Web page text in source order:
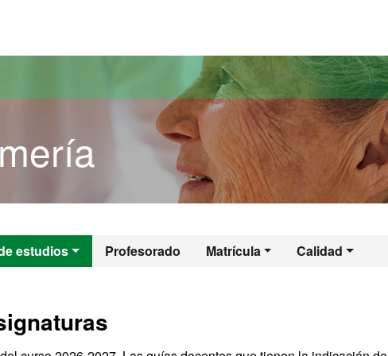
estudios Profesorado Matrícula Calidad